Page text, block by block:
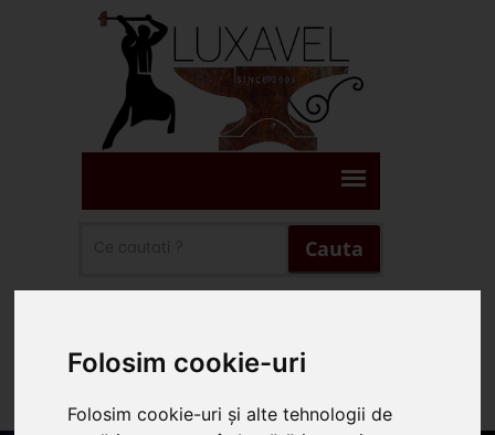
Folosim cookie-uri
Folosim cookie-uri și alte tehnologii de
Cauta